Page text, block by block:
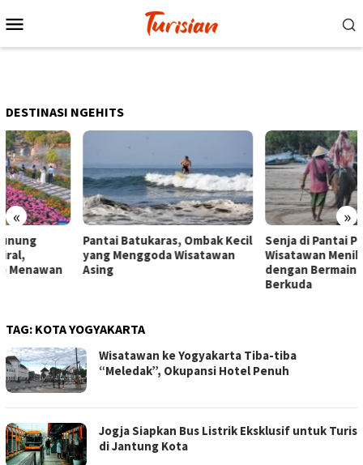
ke
Mobile
DESTINASI NGEHITS
« »
Pantai Batukaras, Ombak Kecil
yang Menggoda Wisatawan
Asing
Senja di Pantai Pangandaran,
Wisatawan Menikmati Sore
dengan Bermain hingga
TAG: KOTA YOGYAKARTA
Wisatawan ke Yogyakarta Tiba-tiba
“Meledak”, Okupansi Hotel Penuh
Jogja Siapkan Bus Listrik Eksklusif untuk Turis
di Jantung Kota